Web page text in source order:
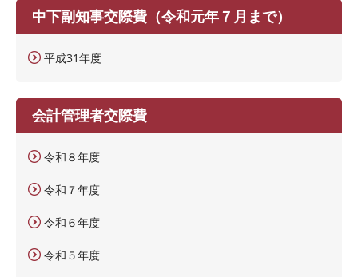
中下副知事交際費（令和元年７月まで）
平成31年度
会計管理者交際費
令和８年度
令和７年度
令和６年度
令和５年度